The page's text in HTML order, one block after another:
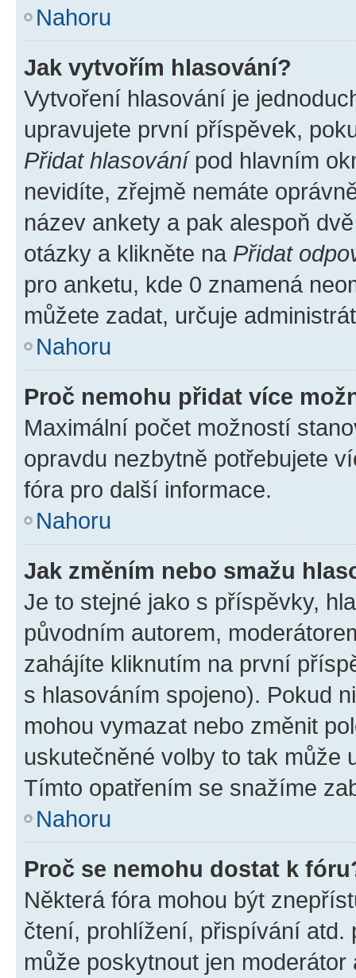
Nahoru
Jak vytvořím hlasování?
Vytvoření hlasování je
upravujete první příspěvek,
Přidat hlasovánípod hlavním
nevidíte, zřejmě nemáte
název ankety a pak alespoň
otázky a klikněte na Přidat
pro anketu, kde 0 znamená
můžete zadat, určuje
Nahoru
Proč nemohu přidat více
Maximální počet možností
opravdu nezbytně potřebujete
fóra pro další informace.
Nahoru
Jak změním nebo smažu
Je to stejné jako s příspěvky,
původním autorem,
zahájíte kliknutím na první
s hlasováním spojeno). Pokud
mohou vymazat nebo změnit
uskutečněné volby to tak může
Tímto opatřením se snažíme
Nahoru
Proč se nemohu dostat k
Některá fóra mohou být
čtení, prohlížení, přispívání atd.
může poskytnout jen